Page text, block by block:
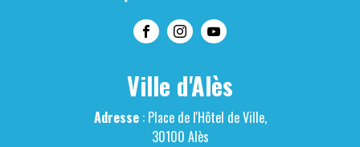
Ville d'Alès
Adresse: Place de l'Hôtel de Ville,
30100 Alès